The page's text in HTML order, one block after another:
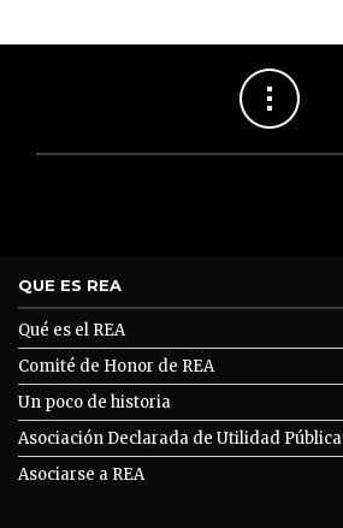
QUE ES REA
Qué es el REA
Comité de Honor de REA
Un poco de historia
Asociación Declarada de Utilidad Pública
Asociarse a REA